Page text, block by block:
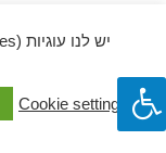
Cookie settings